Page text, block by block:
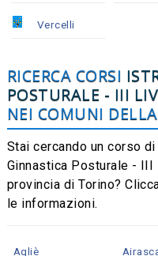
Vercelli
RICERCA CORSI
POSTURALE - III
NEI COMUNI
Stai cercando un corso
Ginnastica Posturale -
provincia di Torino?
le informazioni.
Agliè